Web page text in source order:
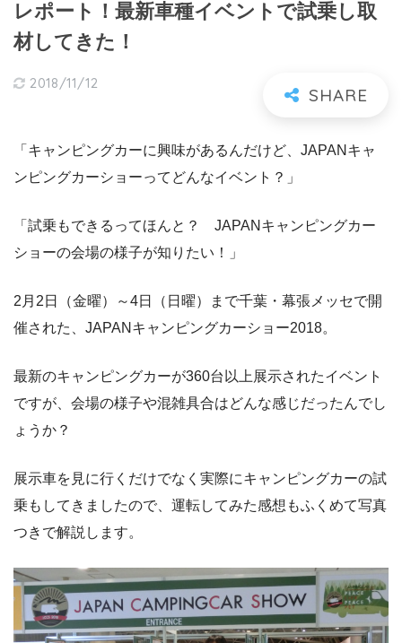
レポート！最新車種イベントで試乗し取
材してきた！
2018/11/12
「キャンピングカーに興味があるんだけど、JAPANキャ
ンピングカーショーってどんなイベント？」
「試乗もできるってほんと？ JAPANキャンピングカー
ショーの会場の様子が知りたい！」
2月2日（金曜）～4日（日曜）まで千葉・幕張メッセで開
催された、JAPANキャンピングカーショー2018。
最新のキャンピングカーが360台以上展示されたイベント
ですが、会場の様子や混雑具合はどんな感じだったんでし
ょうか？
展示車を見に行くだけでなく実際にキャンピングカーの試
乗もしてきましたので、運転してみた感想もふくめて写真
つきで解説します。